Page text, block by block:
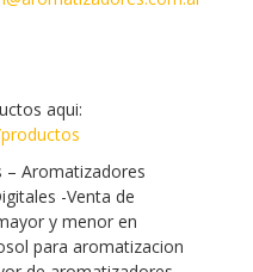
aqui:
– Aromatizadores
-Venta de
y menor en
para aromatizacion